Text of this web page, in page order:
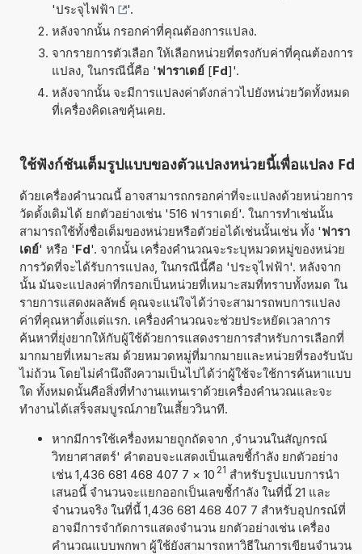
'ประจุไฟฟ้า
'.
หลังจากนั้น กรอกค่าที่คุณต้องการแปลง.
จากรายการตัวเลือก ให้เลือกหน่วยที่ตรงกับค่าที่คุณต้องการ
แปลง, ในกรณีนี้คือ 'ฟาราเดย์[Fd]'.
หลังจากนั้น จะมีการแปลงค่าดังกล่าวไปยังหน่วยวัดทั้งหมด
ที่เครื่องคิดเลขคุ้นเคย.
ใช้ฟังก์ชันเต็มรูปแบบของตัวแปลงหน่วยนี้เพื่อแปลง Fd
ด้วยเครื่องคำนวณนี้ อาจสามารถกรอกค่าที่จะแปลงด้วยหน่วยการ
วัดดั้งเดิมได้ ยกตัวอย่างเช่น '516 ฟาราเดย์'. ในการทำเช่นนั้น
สามารถใช้ทั้งชื่อเต็มของหน่วยหรือตัวย่อได้เช่นนั้นเช่น ทั้ง 'ฟารา
เดย์' หรือ 'Fd'. จากนั้น เครื่องคำนวณจะระบุหมวดหมู่ของหน่วย
การวัดที่จะได้รับการแปลง, ในกรณีนี้คือ 'ประจุไฟฟ้า'. หลังจาก
นั้น มันจะแปลงค่าที่กรอกเป็นหน่วยที่เหมาะสมที่ทราบทั้งหมด ใน
รายการแสดงผลลัพธ์ คุณจะแน่ใจได้ว่าจะสามารถพบการแปลง
ค่าที่คุณหาตั้งแต่แรก. เครื่องคำนวณจะช่วยประหยัดเวลาการ
ค้นหาที่ยุ่งยากให้กับผู้ใช้ด้วยการแสดงรายการสำหรับการเลือกที่
มากมายที่เหมาะสม ด้วยหมวดหมู่ที่มากมายและหน่วยที่รองรับนับ
ไม่ถ้วน โดยไม่คำนึงถึงความเป็นไปได้ว่าผู้ใช้จะใช้การค้นหาแบบ
ใด ทั้งหมดนั้นคือสิ่งที่ทำงานแทนเราด้วยเครื่องคำนวณและจะ
ทำงานได้เสร็จสมบูรณ์ภายในเสี้ยววินาที.
หากมีการใช้เครื่องหมายถูกถัดจาก ,จำนวนในสัญกรณ์
วิทยาศาสตร์' คำตอบจะแสดงเป็นเลขชี้กำลัง ยกตัวอย่าง
เช่น 1,436 681 468 407 7 × 10 21 สำหรับรูปแบบการนำ
เสนอนี้ จำนวนจะแยกออกเป็นเลขชี้กำลัง ในที่นี้ 21 และ
จำนวนจริง ในที่นี้ 1,436 681 468 407 7 สำหรับอุปกรณ์ที่
อาจมีการจำกัดการแสดงจำนวน ยกตัวอย่างเช่น เครื่อง
คำนวณแบบพกพา ผู้ใช้ยังสามารถหาวิธีในการเขียนจำนวน